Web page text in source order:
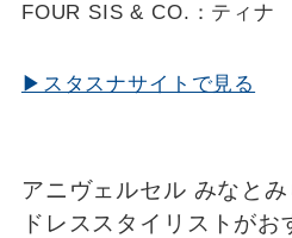
FOUR SIS & CO.：ティナ
▶スタスナサイトで見る
アニヴェルセル みなと
ドレススタイリストが